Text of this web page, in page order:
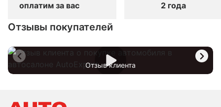
оплатим за вас
2 года
Отзывы покупателей
Отзыв клиента